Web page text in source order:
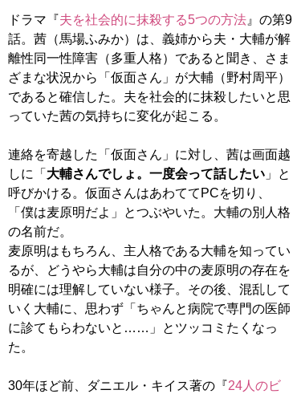
ドラマ『夫を社会的に抹殺する5つの方法 』の第9
話。茜（馬場ふみか）は、義姉から夫・大輔が解
離性同一性障害（多重人格）であると聞き、さま
ざまな状況から「仮面さん」が大輔（野村周平）
であると確信した。夫を社会的に抹殺したいと思
っていた茜の気持ちに変化が起こる。
連絡を寄越した「仮面さん」に対し、茜は画面越
しに「 大輔さんでしょ。一度会って話したい 」と
呼びかける。仮面さんはあわててPCを切り、
「僕は麦原明だよ」とつぶやいた。大輔の別人格
の名前だ。
麦原明はもちろん、主人格である大輔を知ってい
るが、どうやら大輔は自分の中の麦原明の存在を
明確には理解していない様子。その後、混乱して
いく大輔に、思わず「ちゃんと病院で専門の医師
に診てもらわないと……」とツッコミたくなっ
た。
30年ほど前、ダニエル・キイス著の『24人のビ